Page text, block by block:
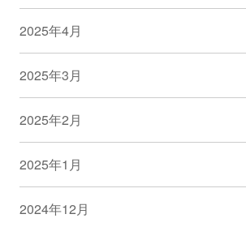
2025年4月
2025年3月
2025年2月
2025年1月
2024年12月